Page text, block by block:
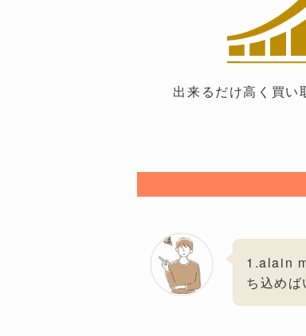
出来るだけ高く買い
1.alain
ち込め